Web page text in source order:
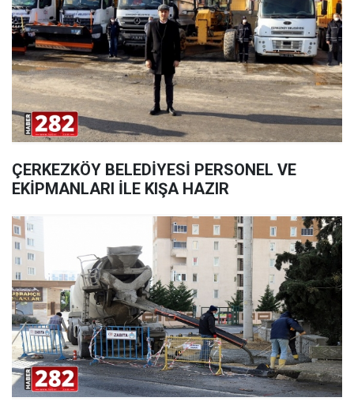
ÇERKEZKÖY BELEDİYESİ PERSONEL VE
EKİPMANLARI İLE KIŞA HAZIR